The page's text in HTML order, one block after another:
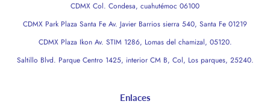
CDMX Col. Condesa, cuahutémoc 06100
CDMX Park Plaza Santa Fe Av. Javier Barrios sierra 540, Santa Fe 01219
CDMX Plaza Ikon Av. STIM 1286, Lomas del chamizal, 05120.
Saltillo Blvd. Parque Centro 1425, interior CM B, Col, Los parques, 25240.
Enlaces